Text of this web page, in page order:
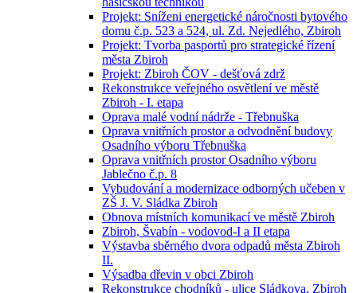
Projekt: Sníženi energetické náročnosti bytového
domu č.p. 523 a 524, ul. Zd. Nejedlého, Zbiroh
Projekt: Tvorba pasportů pro strategické řízení
města Zbiroh
Projekt: Zbiroh ČOV - dešťová zdrž
Rekonstrukce veřejného osvětlení ve městě
Zbiroh - I. etapa
Oprava malé vodní nádrže - Třebnuška
Oprava vnitřních prostor a odvodnění budovy
Osadního výboru Třebnuška
Oprava vnitřních prostor Osadního výboru
Jablečno č.p. 8
Vybudování a modernizace odborných učeben v
ZŠ J. V. Sládka Zbiroh
Obnova místních komunikací ve městě Zbiroh
Zbiroh, Švabín - vodovod-I a II etapa
Výstavba sběrného dvora odpadů města Zbiroh
II.
Výsadba dřevin v obci Zbiroh
Rekonstrukce chodníků - ulice Sládkova, Zbiroh